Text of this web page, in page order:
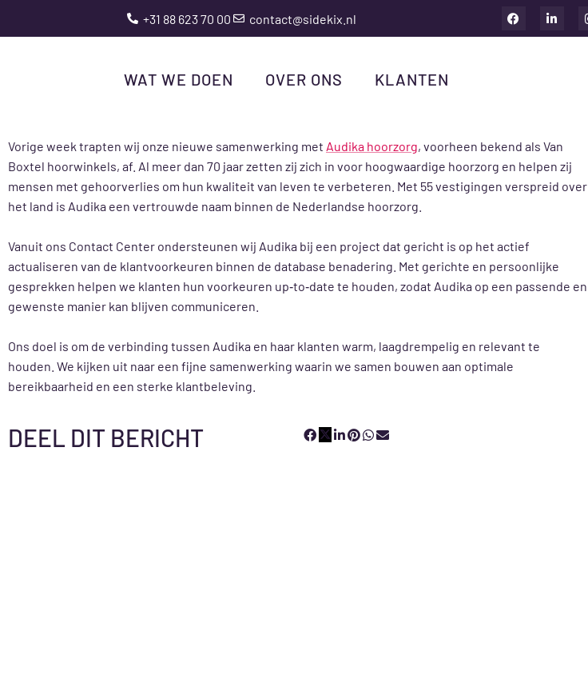
+31 88 623 70 00 contact@sidekix.nl
WAT WE DOEN OVER ONS KLANTEN
Vorige week trapten wij onze nieuwe samenwerking met Audika hoorzorg, voorheen bekend als Van
Boxtel hoorwinkels, af. Al meer dan 70 jaar zetten zij zich in voor hoogwaardige hoorzorg en helpen zij
mensen met gehoorverlies om hun kwaliteit van leven te verbeteren. Met 55 vestigingen verspreid over
het land is Audika een vertrouwde naam binnen de Nederlandse hoorzorg.
Vanuit ons Contact Center ondersteunen wij Audika bij een project dat gericht is op het actief
actualiseren van de klantvoorkeuren binnen de database benadering. Met gerichte en persoonlijke
gesprekken helpen we klanten hun voorkeuren up‑to‑date te houden, zodat Audika op een passende en
gewenste manier kan blijven communiceren.
Ons doel is om de verbinding tussen Audika en haar klanten warm, laagdrempelig en relevant te
houden. We kijken uit naar een fijne samenwerking waarin we samen bouwen aan optimale
bereikbaarheid en een sterke klantbeleving.
DEEL DIT BERICHT